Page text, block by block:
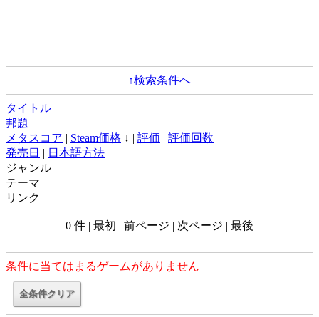
↑検索条件へ
タイトル
邦題
メタスコア | Steam価格 ↓ | 評価 | 評価回数
発売日 | 日本語方法
ジャンル
テーマ
リンク
0 件 | 最初 | 前ページ | 次ページ | 最後
条件に当てはまるゲームがありません